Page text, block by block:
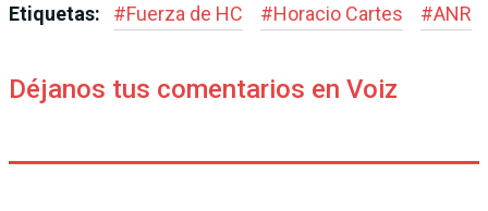
Etiquetas: #Fuerza de HC #Horacio Cartes #ANR
Déjanos tus comentarios en Voiz